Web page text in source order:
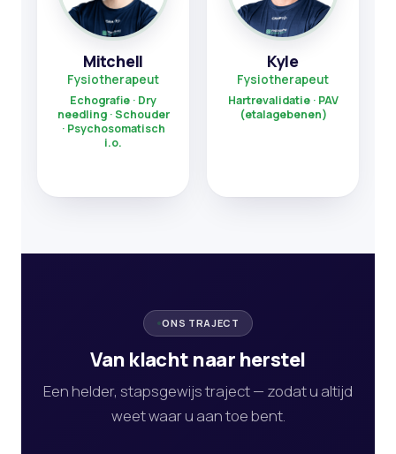
Mitchell
Fysiotherapeut
Echografie · Dry
needling · Schouder
· Psychosomatisch
i.o.
Kyle
Fysiotherapeut
Hartrevalidatie · PAV
(etalagebenen)
ONS TRAJECT
Van klacht naar herstel
Een helder, stapsgewijs traject — zodat u altijd
weet waar u aan toe bent.